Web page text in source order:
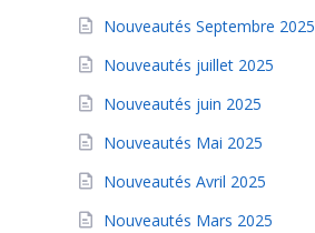
Nouveautés Septembre 2025
Nouveautés juillet 2025
Nouveautés juin 2025
Nouveautés Mai 2025
Nouveautés Avril 2025
Nouveautés Mars 2025